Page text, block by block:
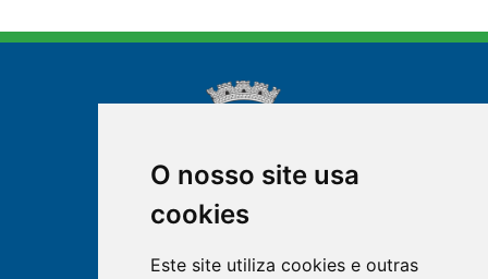
O nosso site usa
cookies
Este site utiliza cookies e outras
NOVA FRIBURGO
RIO DE JANEIRO